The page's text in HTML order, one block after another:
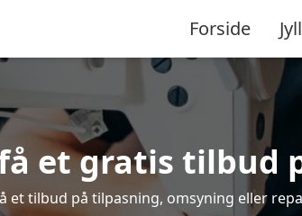
Forside
et gratis tilbud
et tilbud på tilpasning, omsyning eller